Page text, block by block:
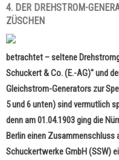
4. DER DREHSTROM-
ZÜSCHEN
betrachtet – seltene
Schuckert & Co. (E.-AG)" und
Gleichstrom-Generators zur
5 und 6 unten) sind vermutlich
denn am 01.04.1903 ging die
Berlin einen
Schuckertwerke GmbH (SSW)